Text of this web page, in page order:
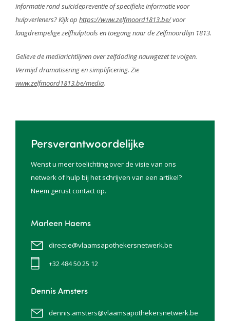
informatie rond suïcidepreventie of specifieke informatie voor
hulpverleners? Kijk op https://www.zelfmoord1813.be/voor
laagdrempelige zelfhulptools en toegang naar de Zelfmoordlijn 1813.
Gelieve de mediarichtlijnen over zelfdoding nauwgezet te volgen.
Vermijd dramatisering en simplificering. Zie
www.zelfmoord1813.be/media.
Persverantwoordelijke
Wenst u meer toelichting over de visie van ons
netwerk of hulp bij het schrijven van een artikel?
Neem gerust contact op.
Marleen Haems
directie@vlaamsapothekersnetwerk.be
+32 484 50 25 12
Dennis Amsters
dennis.amsters@vlaamsapothekersnetwerk.be